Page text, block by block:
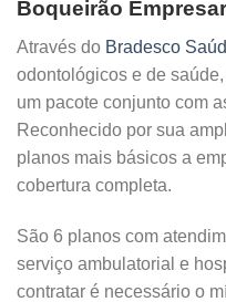
Boqueirão
Através do Bradesco
odontológicos e de
um pacote conjunto com
Reconhecido por sua
planos mais básicos a
cobertura completa.
São 6 planos com
serviço ambulatorial e
contratar é necessário o